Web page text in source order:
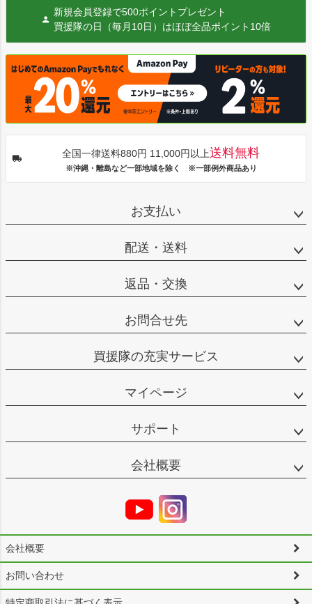
新規会員登録で500ポイントプレゼント
買援隊の日（毎月10日）はほぼ全品ポイント10倍
全国一律送料880円 11,000円以上送料無料
※沖縄・離島など一部地域を除く ※一部例外商品あり
お支払い
配送・送料
返品・交換
お問合せ先
買援隊の充実サービス
マイページ
サポート
会社概要
会社概要
お問い合わせ